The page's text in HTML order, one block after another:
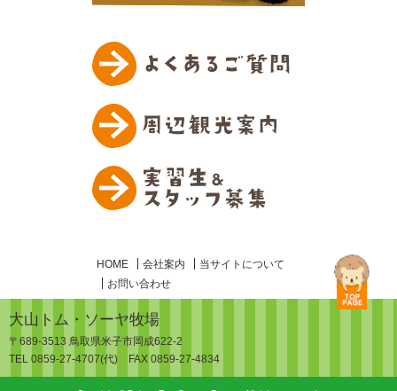
HOME 会社案内
当サイトについて
お問い合わせ
大山トム・ソーヤ牧場
〒689-3513 鳥取県米子市岡成622-2
TEL 0859-27-4707(代) FAX 0859-27-4834